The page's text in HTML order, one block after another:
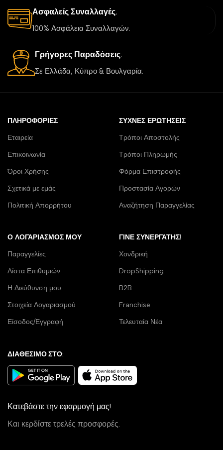
Ασφαλείς Συναλλαγές.
100% Ασφάλεια Συναλλαγών.
Γρήγορες Παραδόσεις.
Σε Ελλάδα, Κύπρο & Βουλγαρία.
ΠΛΗΡΟΦΟΡΊΕΣ
Εταιρεία
Επικοινωνία
Όροι Χρήσης
Σχετικά με εμάς
Πολιτική Απορρήτου
ΣΥΧΝΈΣ ΕΡΩΤΉΣΕΙΣ
Τρόποι Αποστολής
Τρόποι Πληρωμής
Φόρμα Επιστροφής
Προστασία Αγορών
Αναζήτηση Παραγγελίας
Ο ΛΟΓΑΡΙΑΣΜΌΣ ΜΟΥ
Παραγγελίες
Λίστα Επιθυμιών
Η Διεύθυνση μου
Στοιχεία Λογαριασμού
Είσοδος/Εγγραφή
ΓΊΝΕ ΣΥΝΕΡΓΆΤΗΣ!
Χονδρική
DropShipping
B2B
Franchise
Τελευταία Νέα
ΔΙΑΘΕΣΙΜΟ ΣΤΟ:
Κατεβάστε την εφαρμογή μας!
Και κερδίστε τρελές προσφορές.